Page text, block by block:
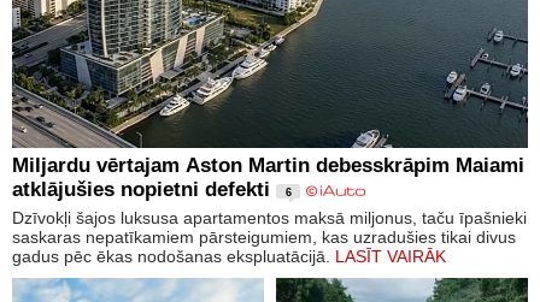
Miljardu vērtajam Aston Martin debesskrāpim Maiami
atklājušies nopietni defekti
6
Dzīvokļi šajos luksusa apartamentos maksā miljonus, taču īpašnieki
saskaras nepatīkamiem pārsteigumiem, kas uzradušies tikai divus
gadus pēc ēkas nodošanas ekspluatācijā. LASĪT VAIRĀK